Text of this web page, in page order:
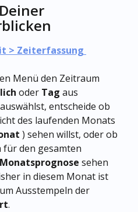
> Zeiterfassung
Menü den Zeitraum
oder Tag aus
auswählst, entscheide ob
des laufenden Monats
) sehen willst, oder ob
für den gesamten
Monatsprognose sehen
in diesem Monat ist
Ausstempeln der
.